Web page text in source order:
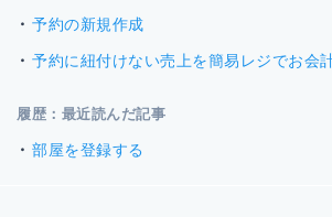
予約の新規作成
予約に紐付けない売上を簡易レジでお会
履歴：最近読んだ記事
部屋を登録する